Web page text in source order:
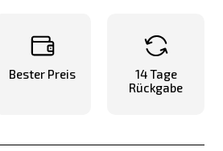
Bester Preis
14 Tage
Rückgabe